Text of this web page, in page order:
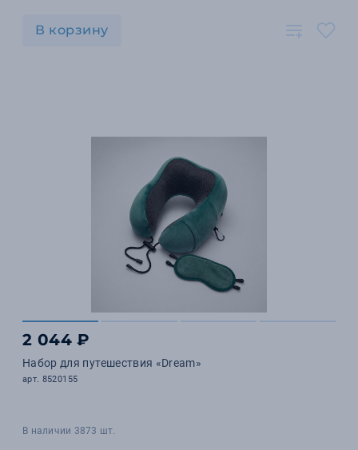
В корзину
2 044 ₽
Набор для путешествия «Dream»
арт. 8520155
В наличии 3873 шт.